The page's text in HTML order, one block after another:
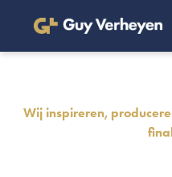
Wij inspireren,